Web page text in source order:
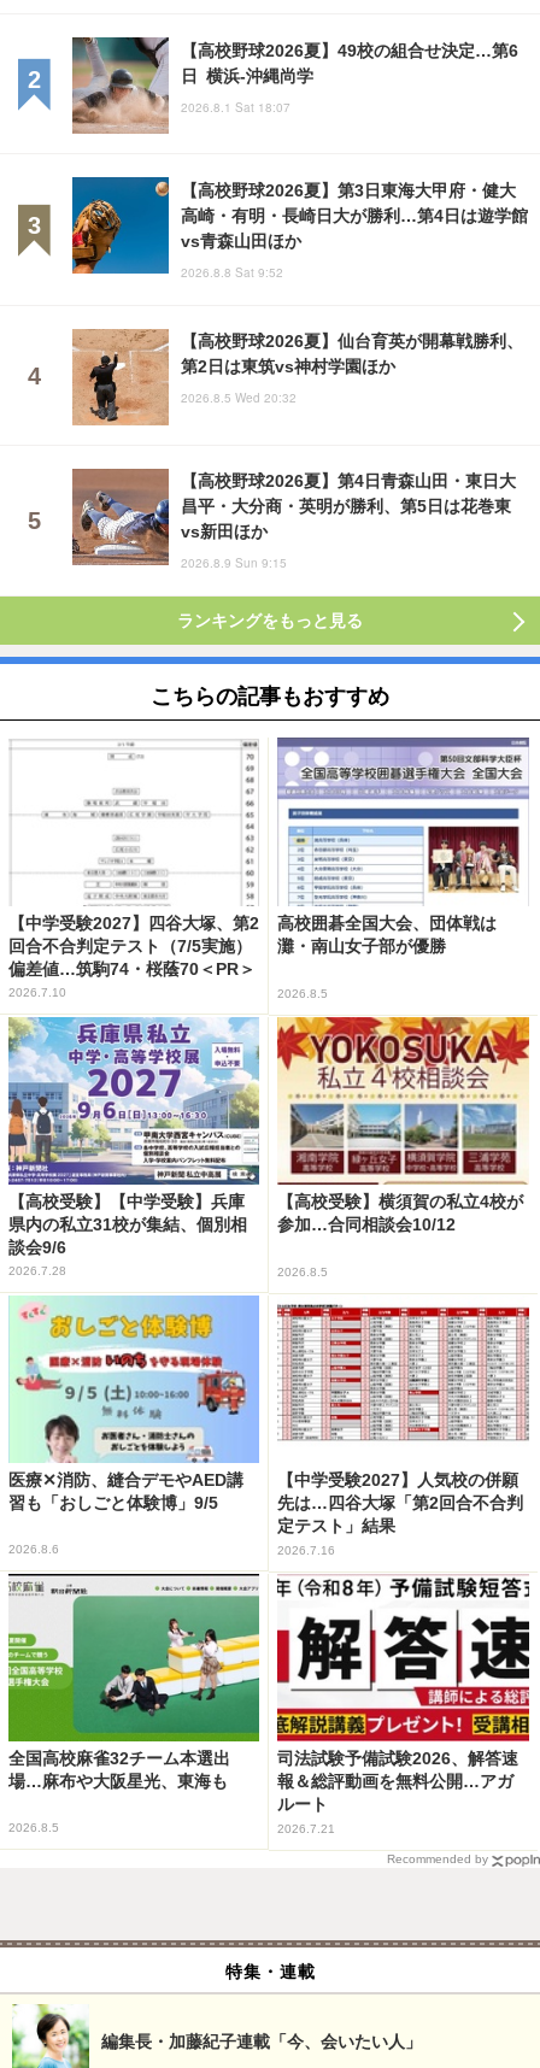
【高校野球2026夏】49校の組合せ決定…第6
日 横浜-沖縄尚学
2026.8.1 Sat 18:07
【高校野球2026夏】第3日東海大甲府・健大
高崎・有明・長崎日大が勝利…第4日は遊学館
vs青森山田ほか
2026.8.8 Sat 9:52
【高校野球2026夏】仙台育英が開幕戦勝利、
第2日は東筑vs神村学園ほか
2026.8.5 Wed 20:32
【高校野球2026夏】第4日青森山田・東日大
昌平・大分商・英明が勝利、第5日は花巻東
vs新田ほか
2026.8.9 Sun 9:15
ランキングをもっと見る
こちらの記事もおすすめ
【中学受験2027】四谷大塚、第2
回合不合判定テスト（7/5実施）
偏差値…筑駒74・桜蔭70＜PR＞
2026.7.10
高校囲碁全国大会、団体戦は
灘・南山女子部が優勝
2026.8.5
【高校受験】【中学受験】兵庫
県内の私立31校が集結、個別相
談会9/6
2026.7.28
【高校受験】横須賀の私立4校が
参加…合同相談会10/12
2026.8.5
医療✕消防、縫合デモやAED講
習も「おしごと体験博」9/5
2026.8.6
【中学受験2027】人気校の併願
先は…四谷大塚「第2回合不合判
定テスト」結果
2026.7.16
全国高校麻雀32チーム本選出
場…麻布や大阪星光、東海も
2026.8.5
司法試験予備試験2026、解答速
報＆総評動画を無料公開…アガ
ルート
2026.7.21
Recommended by
特集・連載
編集長・加藤紀子連載「今、会いたい人」